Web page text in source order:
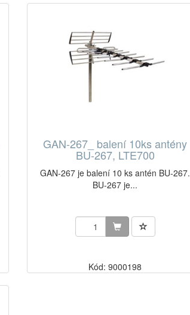
GAN-267_ balení 10ks antény
BU-267, LTE700
GAN-267 je balení 10 ks antén BU-267.
BU-267 je...
Kód: 9000198